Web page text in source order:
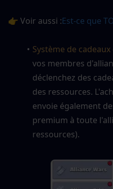
👉 Voir aussi :Est-ce que
Système de
vos membres
déclenchez des
des ressources.
envoie également
premium à toute
ressources).